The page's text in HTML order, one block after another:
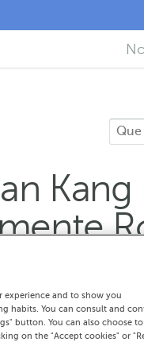
estudantes
e
experience and to show you
habits. You can consult and
button. You can also choose to
on the "Accept cookies" or